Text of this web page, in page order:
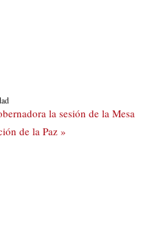
la sesión de la Mesa
de la Paz »